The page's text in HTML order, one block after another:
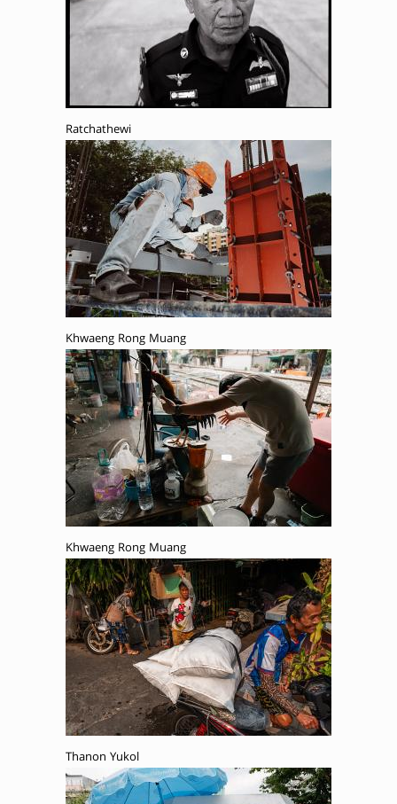
Ratchathewi
Khwaeng Rong Muang
Khwaeng Rong Muang
Thanon Yukol